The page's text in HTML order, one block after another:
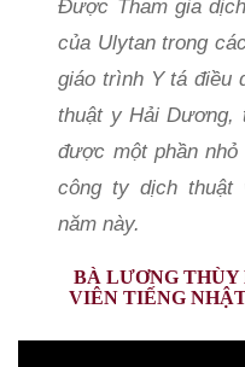
Được Tham gia
của Ulytan trong
giáo trình Y tá điều
thuật y Hải
được một phần
công ty dịch thuật
năm này.
BÀ LƯƠNG THÙY
VIÊN TIẾNG